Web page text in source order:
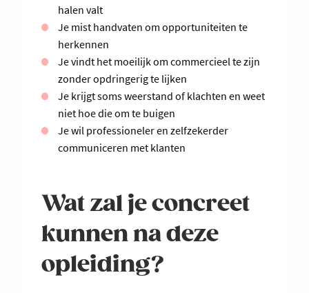
halen valt
Je mist handvaten om opportuniteiten te
herkennen
Je vindt het moeilijk om commercieel te zijn
zonder opdringerig te lijken
Je krijgt soms weerstand of klachten en weet
niet hoe die om te buigen
Je wil professioneler en zelfzekerder
communiceren met klanten
Wat zal je concreet
kunnen na deze
opleiding?